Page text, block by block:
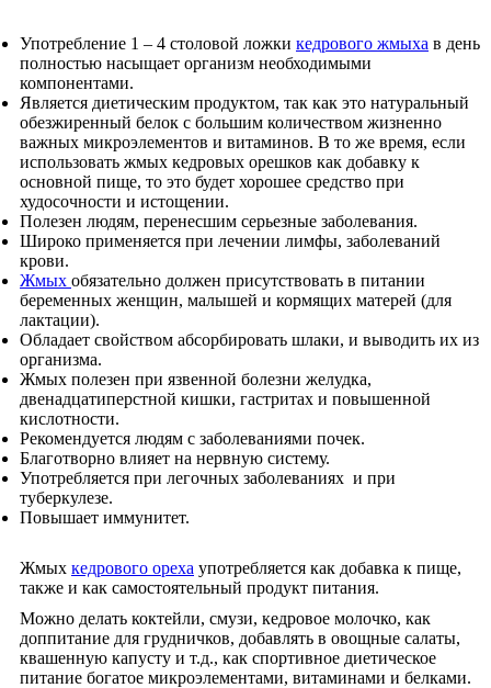
Употребление 1 – 4 столовой ложки кедрового жмыха в день
полностью насыщает организм необходимыми
компонентами.
Является диетическим продуктом, так как это натуральный
обезжиренный белок с большим количеством жизненно
важных микроэлементов и витаминов. В то же время, если
использовать жмых кедровых орешков как добавку к
основной пище, то это будет хорошее средство при
худосочности и истощении.
Полезен людям, перенесшим серьезные заболевания.
Широко применяется при лечении лимфы, заболеваний
крови.
Жмых обязательно должен присутствовать в питании
беременных женщин, малышей и кормящих матерей (для
лактации).
Обладает свойством абсорбировать шлаки, и выводить их из
организма.
Жмых полезен при язвенной болезни желудка,
двенадцатиперстной кишки, гастритах и повышенной
кислотности.
Рекомендуется людям с заболеваниями почек.
Благотворно влияет на нервную систему.
Употребляется при легочных заболеваниях и при
туберкулезе.
Повышает иммунитет.
Жмых кедрового ореха употребляется как добавка к пище,
также и как самостоятельный продукт питания.
Можно делать коктейли, смузи, кедровое молочко, как
доппитание для грудничков, добавлять в овощные салаты,
квашенную капусту и т.д., как спортивное диетическое
питание богатое микроэлементами, витаминами и белками.